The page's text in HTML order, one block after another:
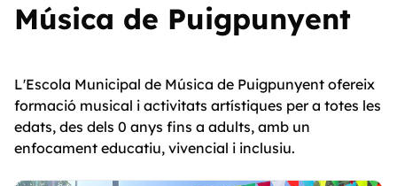
Música de Puigpunyent
L'Escola Municipal de Música de Puigpunyent ofereix
formació musical i activitats artístiques per a totes les
edats, des dels 0 anys fins a adults, amb un
enfocament educatiu, vivencial i inclusiu.